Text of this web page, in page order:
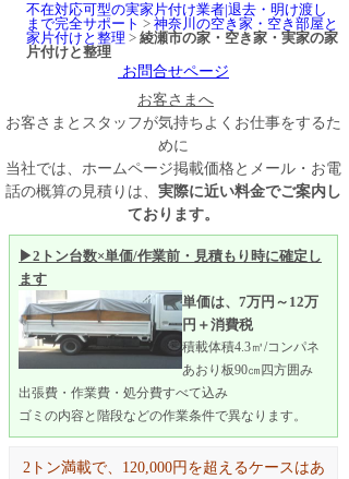
不在対応可型の実家片付け業者|退去・明け渡し
まで完全サポート > 神奈川の空き家・空き部屋と
家片付けと整理 > 綾瀬市の家・空き家・実家の家
片付けと整理
お問合せページ
お客さまへ
お客さまとスタッフが気持ちよくお仕事をするた
めに
当社では、ホームページ掲載価格とメール・お電
話の概算の見積りは、 実際に近い料金でご案内し
ております。
▶2トン台数×単価/作業前・見積もり時に確定し
ます
単価は、7万円～12万
円＋消費税
積載体積4.3㎥/コンパネ
あおり板90㎝四方囲み
出張費・作業費・処分費すべて込み
ゴミの内容と階段などの作業条件で異なります。
2トン満載で、120,000円を超えるケースはあ